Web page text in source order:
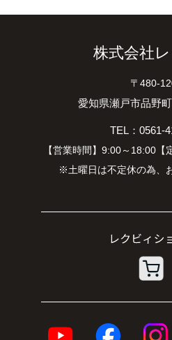
株式会社
〒480-
愛知県瀬戸市品野
TEL：0561-
【営業時間】9:00～18:00【
※土曜日は不定休の為、